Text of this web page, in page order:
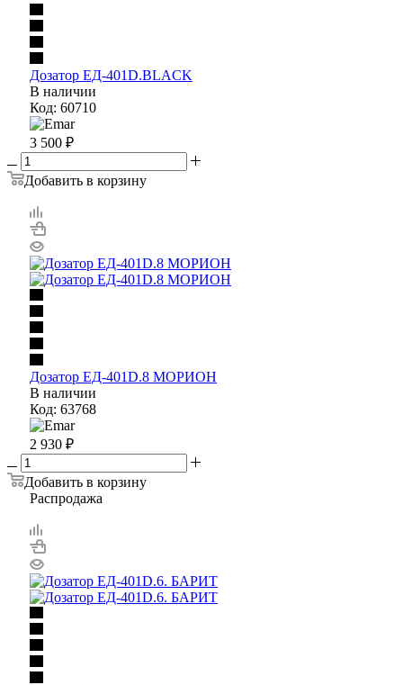
Дозатор ЕД-401D.BLACK
В наличии
Код: 60710
3 500 ₽
Добавить в корзину
Дозатор ЕД-401D.8 МОРИОН
В наличии
Код: 63768
2 930 ₽
Добавить в корзину
Распродажа